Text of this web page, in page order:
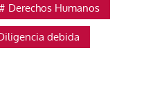
Derechos Humanos
debida